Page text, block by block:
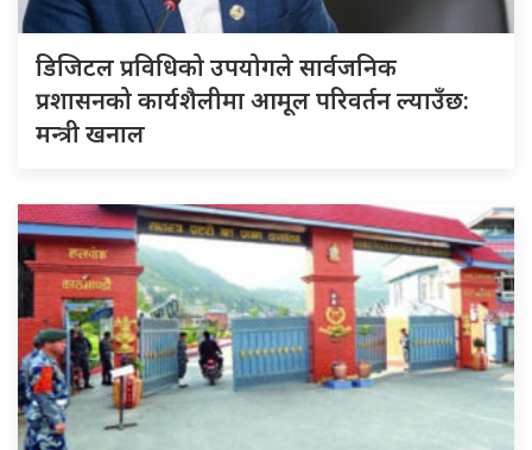
डिजिटल प्रविधिको उपयोगले सार्वजनिक
प्रशासनको कार्यशैलीमा आमूल परिवर्तन ल्याउँछ:
मन्त्री खनाल